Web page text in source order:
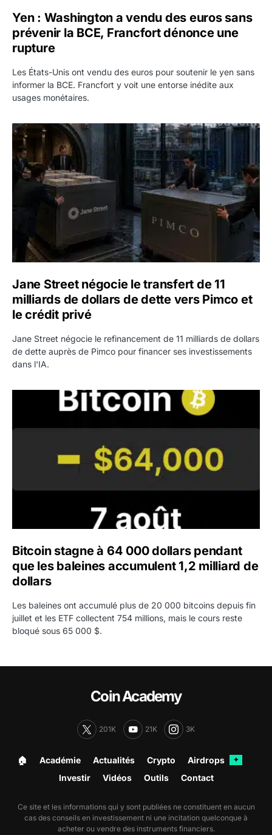
Yen : Washington a vendu des euros sans
prévenir la BCE, Francfort dénonce une
rupture
Les États-Unis ont vendu des euros pour soutenir le yen sans
informer la BCE. Francfort y voit une entorse inédite aux
usages monétaires.
Jane Street négocie le transfert de 11 milliards de
Jane Street négocie le transfert de 11
milliards de dollars de dette vers Pimco et
le crédit privé
Jane Street négocie le refinancement de 11 milliards de dollars
de dette auprès de Pimco pour financer ses investissements
dans l'IA.
Bitcoin stagne à 64 000 dollars pendant que les
Bitcoin stagne à 64 000 dollars pendant
que les baleines accumulent 1,2 milliard de
dollars
Les baleines ont accumulé plus de 20 000 bitcoins depuis fin
juillet et les ETF collectent 754 millions, mais le cours reste
bloqué sous 65 000 $.
Coin Academy
201K 21K 3K
🏠︎ Académie Actualités Crypto Airdrops ✦
Investir Vidéos Outils Contact
Ce site et les informations qui y sont publiées ne constituent en aucun
cas des conseils en investissement ni une incitation quelconque à
acheter ou vendre des instruments financiers.